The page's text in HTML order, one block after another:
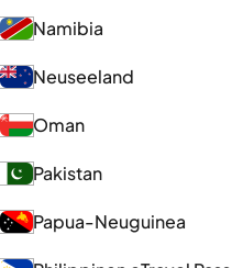
Namibia
Neuseeland
Oman
Pakistan
Papua-Neuguinea